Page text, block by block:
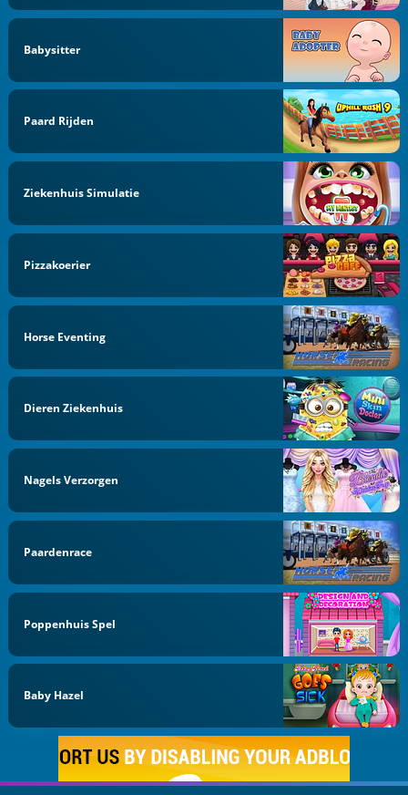
Babysitter
Paard Rijden
Ziekenhuis Simulatie
Pizzakoerier
Horse Eventing
Dieren Ziekenhuis
Nagels Verzorgen
Paardenrace
Poppenhuis Spel
Baby Hazel